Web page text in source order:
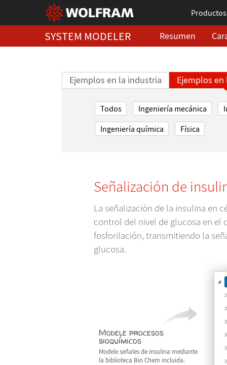
Productos
SYSTEM MODELER Resumen
Ejemplos en la industria Ejemplos
Todos Ingeniería mecánica
Ingeniería química
Física
Señalización de
La señalización de la insulina en
control del nivel de glucosa en el
fosforilación, transmitiendo la
glucosa.
Modele procesos
bioquímicos
Modele señales de insulina mediante
la biblioteca Bio Chem incluida.